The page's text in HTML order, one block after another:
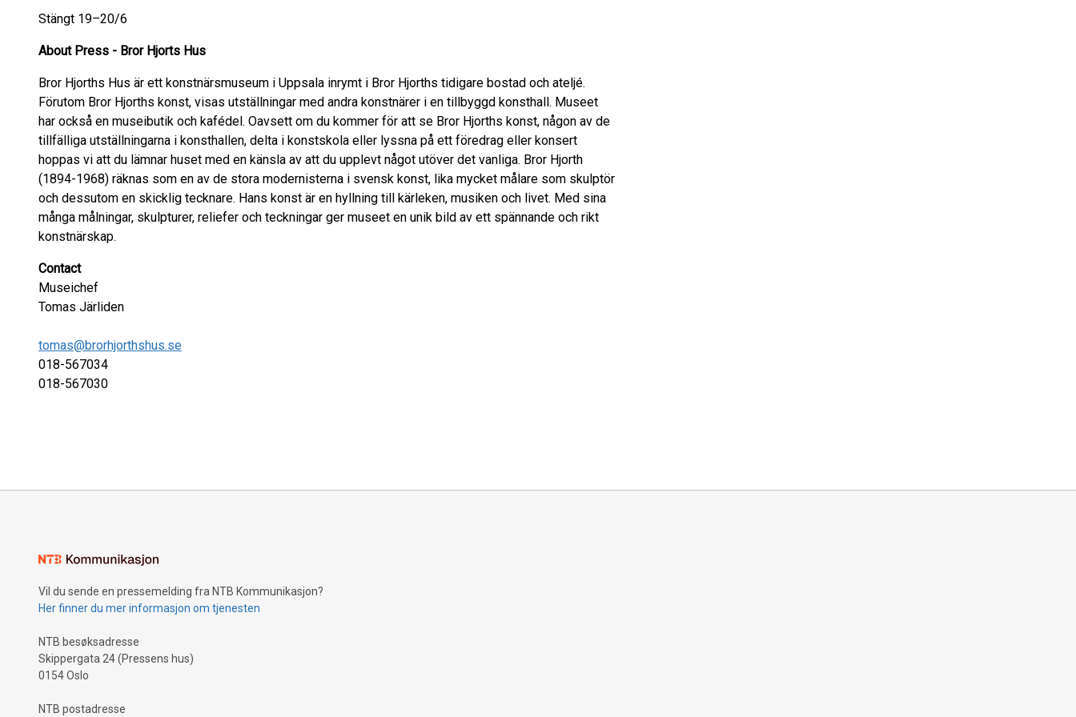
Stängt 19–20/6
About Press - Bror Hjorts Hus
Bror Hjorths Hus är ett konstnärsmuseum i Uppsala inrymt i Bror Hjorths tidigare bostad och ateljé.
Förutom Bror Hjorths konst, visas utställningar med andra konstnärer i en tillbyggd konsthall. Museet
har också en museibutik och kafédel. Oavsett om du kommer för att se Bror Hjorths konst, någon av de
tillfälliga utställningarna i konsthallen, delta i konstskola eller lyssna på ett föredrag eller konsert
hoppas vi att du lämnar huset med en känsla av att du upplevt något utöver det vanliga. Bror Hjorth
(1894-1968) räknas som en av de stora modernisterna i svensk konst, lika mycket målare som skulptör
och dessutom en skicklig tecknare. Hans konst är en hyllning till kärleken, musiken och livet. Med sina
många målningar, skulpturer, reliefer och teckningar ger museet en unik bild av ett spännande och rikt
konstnärskap.
Contact
Museichef
Tomas Järliden
tomas@brorhjorthshus.se
018-567034
018-567030
Vil du sende en pressemelding fra NTB Kommunikasjon?
Her finner du mer informasjon om tjenesten
NTB besøksadresse
Skippergata 24 (Pressens hus)
0154 Oslo
NTB postadresse